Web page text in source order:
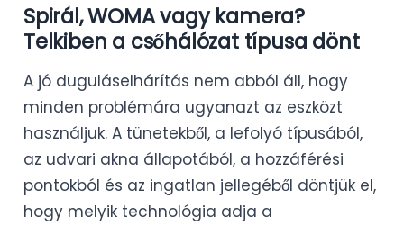
Spirál, WOMA vagy kamera?
Telkiben a csőhálózat típusa dönt
A jó duguláselhárítás nem abból áll, hogy
minden problémára ugyanazt az eszközt
használjuk. A tünetekből, a lefolyó típusából,
az udvari akna állapotából, a hozzáférési
pontokból és az ingatlan jellegéből döntjük el,
hogy melyik technológia adja a